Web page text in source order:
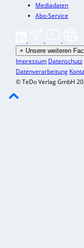
Mediadaten
Abo-Service
+ Unsere weiteren
Impressum Datenschutz
Datenverarbeitung
© TeDo Verlag GmbH